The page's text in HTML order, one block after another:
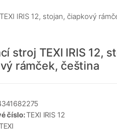
IRIS 12, stojan, čiapkový
stroj TEXI IRIS 12,
rámček, čeština
číslo:TEXI IRIS 12